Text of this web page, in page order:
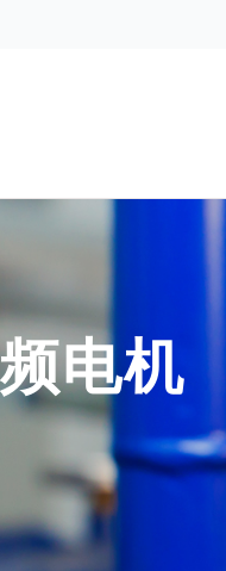
电机